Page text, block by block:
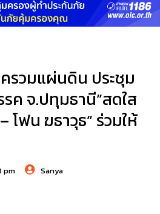
รวมแผ่นดิน ประชุม
ค จ.ปทุมธานี”สดใส
โฟน ฆธาวุธ” ร่วมให้
pm Sanya